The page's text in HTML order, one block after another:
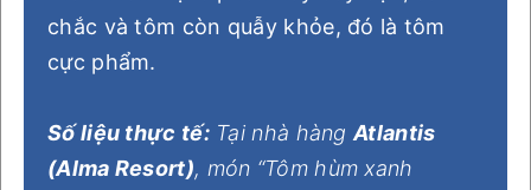
chắc và tôm còn quẫy khỏe, đó là tôm
cực phẩm.
Số liệu thực tế:Tại nhà hàngAtlantis
(Alma Resort), món “Tôm hùm xanh